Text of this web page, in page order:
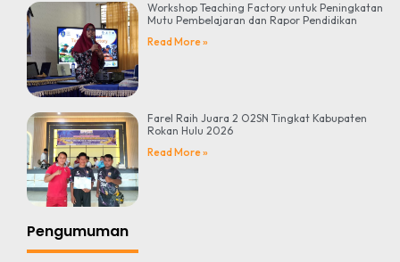
Workshop Teaching Factory untuk Peningkatan
Mutu Pembelajaran dan Rapor Pendidikan
Read More »
Farel Raih Juara 2 O2SN Tingkat Kabupaten
Rokan Hulu 2026
Read More »
Pengumuman